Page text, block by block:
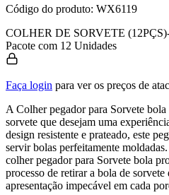
Código do produto: WX6119
COLHER DE SORVETE
Pacote com 12 Unidades
Faça login para ver os preços de
A Colher pegador para Sorvete
sorvete que desejam uma
design resistente e prateado, este
servir bolas perfeitamente
colher pegador para Sorvete bola
processo de retirar a bola de
apresentação impecável em cada